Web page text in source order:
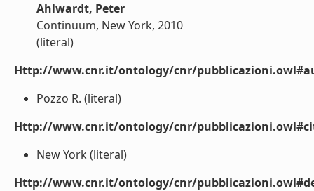
Ahlwardt, Peter
Continuum, New York, 2010
(literal)
Http://www.cnr.it/ontology/cnr/
Pozzo R. (literal)
Http://www.cnr.it/ontology/cnr/
New York (literal)
Http://www.cnr.it/ontology/cnr/